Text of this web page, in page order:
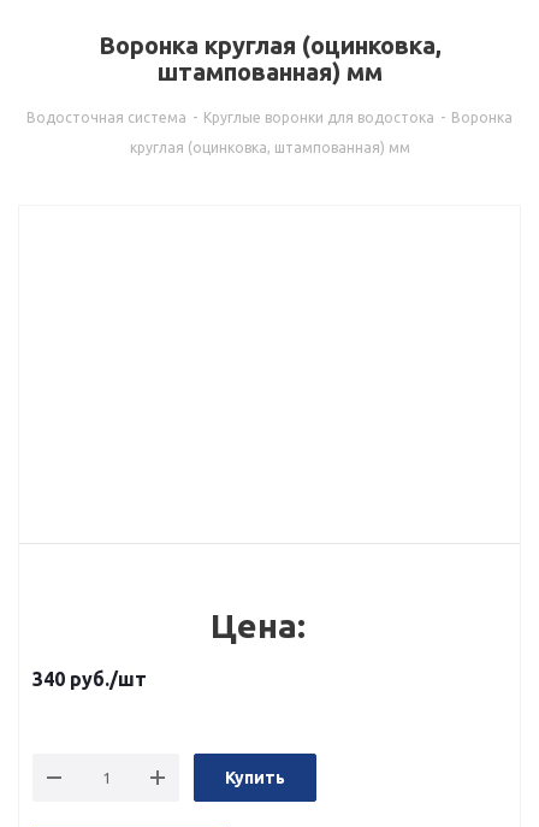
Воронка круглая (оцинковка,
штампованная) мм
Водосточная система - Круглые воронки для водостока - Воронка
круглая (оцинковка, штампованная) мм
Цена:
340 руб./шт
Купить